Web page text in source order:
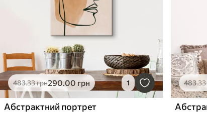
483.33грн290.00 грн 1
Абстрактний портрет
483.33